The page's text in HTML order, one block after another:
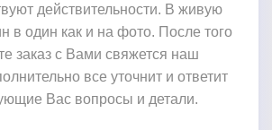
действительности. В живую
в один как и на фото. После того
заказ с Вами свяжется наш
все уточнит и ответит
Вас вопросы и детали.